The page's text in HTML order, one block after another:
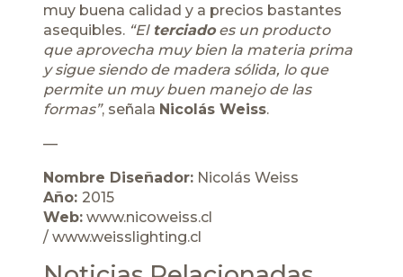
muy buena calidad y a precios bastantes
asequibles. “Elterciadoes un producto
que aprovecha muy bien la materia prima
y sigue siendo de madera sólida, lo que
permite un muy buen manejo de las
formas”, señala Nicolás Weiss.
—
Nombre Diseñador: Nicolás Weiss
Año: 2015
Web: www.nicoweiss.cl
/ www.weisslighting.cl